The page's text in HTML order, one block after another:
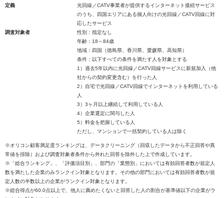
定義
光回線／CATV事業者が提供するインターネット接続サービス
のうち、四国エリアにある個人向けの光回線／CATV回線に対
応したサービス
調査対象者
性別：指定なし
年齢：18～84歳
地域：四国（徳島県、香川県、愛媛県、高知県）
条件：以下すべての条件を満たす人を対象とする
1）過去5年以内に光回線／CATV回線サービスに新規加入（他
社からの契約変更含む）を行った人
2）自宅で光回線／CATV回線でインターネットを利用している
人
3）3ヶ月以上継続して利用している人
4）企業選定に関与した人
5）料金を把握している人
ただし、マンションで一括契約している人は除く
※オリコン顧客満足度ランキングは、データクリーニング（回収したデータから不正回答や異
常値を排除）および調査対象者条件から外れた回答を除外した上で作成しています。
※「総合ランキング」、「評価項目別」、部門の「業態別」においては有効回答者数が規定人
数を満たした企業のみランクイン対象となります。その他の部門においては有効回答者数が規
定人数の半数以上の企業がランクイン対象となります。
※総合得点が60.0点以上で、他人に薦めたくないと回答した人の割合が基準値以下の企業がラ